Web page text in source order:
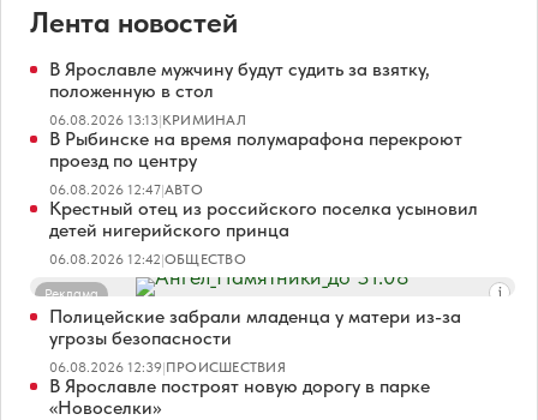
Лента новостей
В Ярославле мужчину будут судить за взятку,
положенную в стол
06.08.2026 13:13|КРИМИНАЛ
В Рыбинске на время полумарафона перекроют
проезд по центру
06.08.2026 12:47|АВТО
Крестный отец из российского поселка усыновил
детей нигерийского принца
06.08.2026 12:42|ОБЩЕСТВО
Реклама
Полицейские забрали младенца у матери из-за
угрозы безопасности
06.08.2026 12:39|ПРОИСШЕСТВИЯ
В Ярославле построят новую дорогу в парке
«Новоселки»